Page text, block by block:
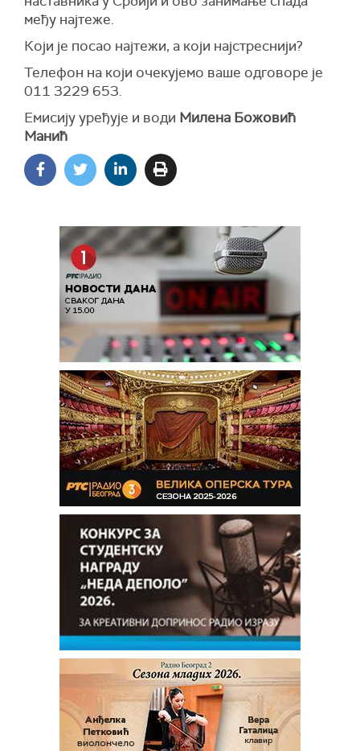
међу најтеже.
Који је посао најтежи, а који најстреснији?
Телефон на који очекујемо ваше одговоре је
011 3229 653.
Емисију уређује и води Милена Божовић
Манић